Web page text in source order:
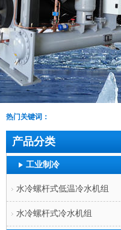
热门关键词：
产品分类
工业制冷
水冷螺杆式低温冷水机组
水冷螺杆式冷水机组